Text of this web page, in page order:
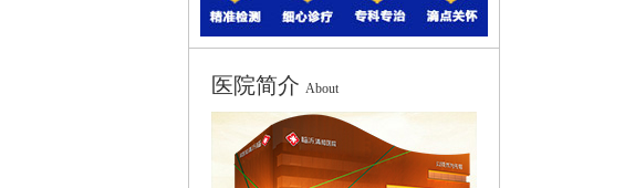
医院简介 About